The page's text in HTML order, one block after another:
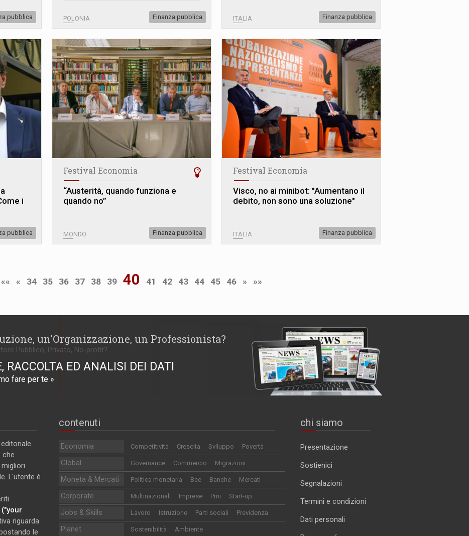
pubblica POLONIA Finanza pubblica ITALIA Finanza pubblica
i
pubblica
Festival Economia
“Austerità, quando funziona e
quando no”
MONDO Finanza pubblica
Festival Economia
Visco, no ai minibot: "Aumentano il
debito, non sono una soluzione"
ITALIA Finanza pubblica
«« « 34 35 36 37 38 39 40 41 42 43 44 45 46 » »»
un'Organizzazione, un Professionista?
Pubblico, Privato, No-profit?
RACCOLTA ED ANALISI DEI DATI
fare per te »
che
L'utente è
("your
riguarda
le
contenuti
Economia Competitività Crescita Sviluppo Povertà
Global Governance Commercio Migrazioni
Moneta & Mercati Politica monetaria Bce Banche Mercati
Corporate Multinazionali Imprese Pmi Start-up
Jobs & Skills Lavoro Istruzione Parti sociali Previdenza
Planet Sostenibilità Ambiente
chi siamo
Presentazione
Sostienici
Segnalazioni
Termini e condizioni
Dati personali